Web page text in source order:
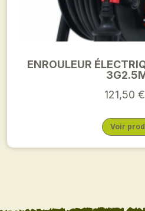
ENROULEUR
121,50
Voir